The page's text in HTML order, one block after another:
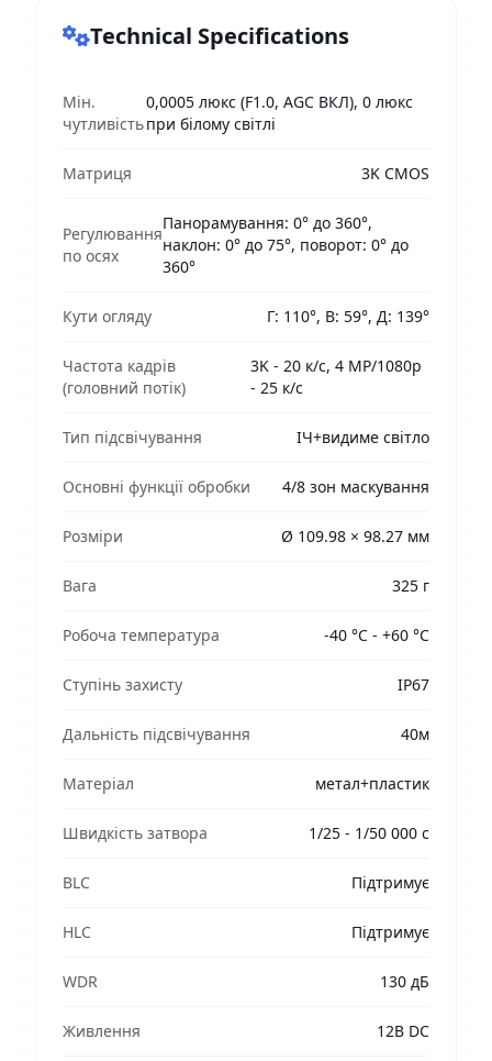
Technical Specifications
Мін.
чутливість
0,0005 люкс (F1.0, AGC ВКЛ), 0 люкс
при білому світлі
Матриця 3K CMOS
Регулювання
по осях
Панорамування: 0° до 360°,
наклон: 0° до 75°, поворот: 0° до
360°
Кути огляду Г: 110°, В: 59°, Д: 139°
Частота кадрів
(головний потік)
3K - 20 к/с, 4 MP/1080p
- 25 к/с
Тип підсвічування ІЧ+видиме світло
Основні функції обробки 4/8 зон маскування
Розміри Ø 109.98 × 98.27 мм
Вага 325 г
Робоча температура -40 °C - +60 °C
Ступінь захисту IP67
Дальність підсвічування 40м
Матеріал метал+пластик
Швидкість затвора 1/25 - 1/50 000 c
BLC Підтримує
HLC Підтримує
WDR 130 дБ
Живлення 12В DC